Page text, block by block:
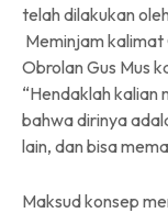
telah dilakukan
Meminjam kalimat
Obrolan Gus Mus
“Hendaklah kalian
bahwa dirinya
lain, dan bisa
Maksud konsep